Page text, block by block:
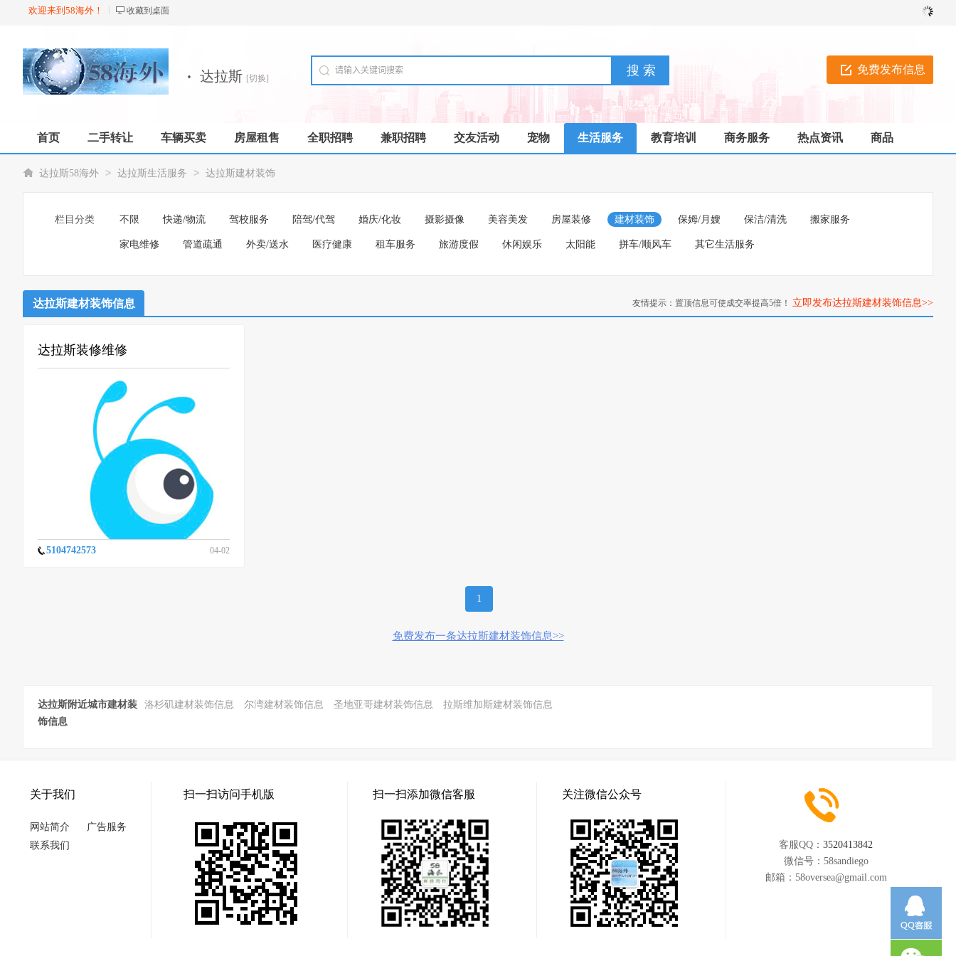
欢迎来到58海外！ 收藏到桌面
免费发布信息
· 达拉斯 [切换]
首页 二手转让 车辆买卖 房屋租售 全职招聘 兼职招聘 交友活动 宠物 生活服务 教育培训 商务服务 热点资讯 商品
店铺
达拉斯58海外 > 达拉斯生活服务 > 达拉斯建材装饰
栏目分类 不限 快递/物流 驾校服务 陪驾/代驾 婚庆/化妆 摄影摄像 美容美发 房屋装修 建材装饰 保姆/月嫂 保洁/清洗 搬家服务
家电维修 管道疏通 外卖/送水 医疗健康 租车服务 旅游度假 休闲娱乐 太阳能 拼车/顺风车 其它生活服务
达拉斯建材装饰信息 友情提示：置顶信息可使成交率提高5倍！ 立即发布达拉斯建材装饰信息>>
达拉斯装修维修
5104742573 04-02
1
免费发布一条达拉斯建材装饰信息>>
达拉斯附近城市建材装
饰信息
洛杉矶建材装饰信息 尔湾建材装饰信息 圣地亚哥建材装饰信息 拉斯维加斯建材装饰信息
关于我们
网站简介
广告服务
联系我们
扫一扫访问手机版 扫一扫添加微信客服 关注微信公众号
客服QQ： 3520413842
微信号： 58sandiego
邮箱： 58oversea@gmail.com